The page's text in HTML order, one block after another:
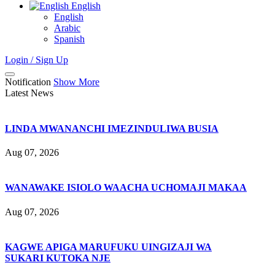
English
English
Arabic
Spanish
Login / Sign Up
Notification Show More
Latest News
LINDA MWANANCHI IMEZINDULIWA BUSIA
Aug 07, 2026
WANAWAKE ISIOLO WAACHA UCHOMAJI MAKAA
Aug 07, 2026
KAGWE APIGA MARUFUKU UINGIZAJI WA
SUKARI KUTOKA NJE